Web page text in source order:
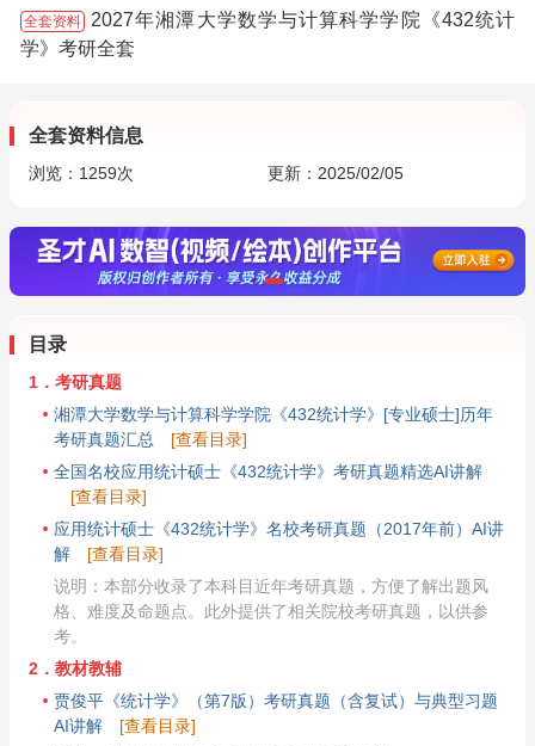
全套资料
2027年湘潭大学数学与计算科学学院《432统计
学》考研全套
全套资料信息
浏览： 1259次 更新：2025/02/05
目录
1．考研真题
湘潭大学数学与计算科学学院《432统计学》[专业硕士]历年
考研真题汇总
[查看目录]
全国名校应用统计硕士《432统计学》考研真题精选AI讲解
[查看目录]
应用统计硕士《432统计学》名校考研真题（2017年前）AI讲
解
[查看目录]
说明：本部分收录了本科目近年考研真题，方便了解出题风
格、难度及命题点。此外提供了相关院校考研真题，以供参
考。
2．教材教辅
贾俊平《统计学》（第7版）考研真题（含复试）与典型习题
AI讲解
[查看目录]